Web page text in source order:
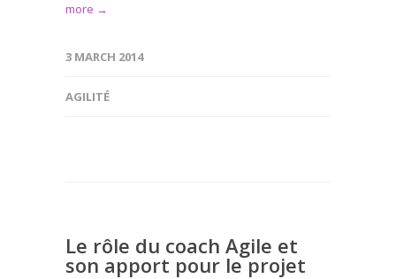
more →
3 MARCH 2014
AGILITÉ
Le rôle du coach Agile et
son apport pour le projet